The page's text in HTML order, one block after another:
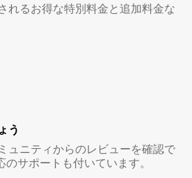
れるお得な特別料金と追加料金な
う
ュニティからのレビューを確認で
サポートも付いています。